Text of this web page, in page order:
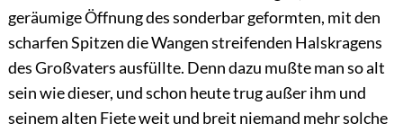
geräumigeÖffnung des sonderbar geformten, mit den
scharfen Spitzen die Wangen streifenden Halskragens
des Großvaters ausfüllte. Denn dazu mußte man so alt
sein wie dieser, und schon heute trug außer ihm und
seinem alten Fiete weit und breit niemand mehr solche